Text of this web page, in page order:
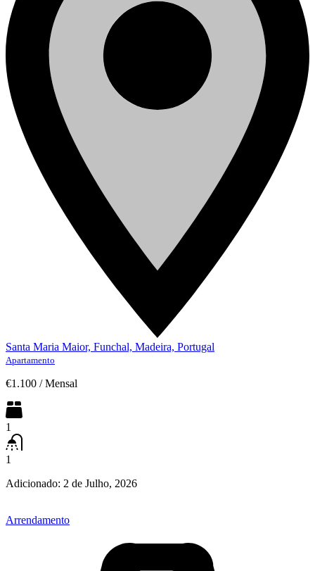
Santa Maria Maior, Funchal, Madeira, Portugal
Apartamento
€1.100 / Mensal
1
1
Adicionado: 2 de Julho, 2026
Arrendamento